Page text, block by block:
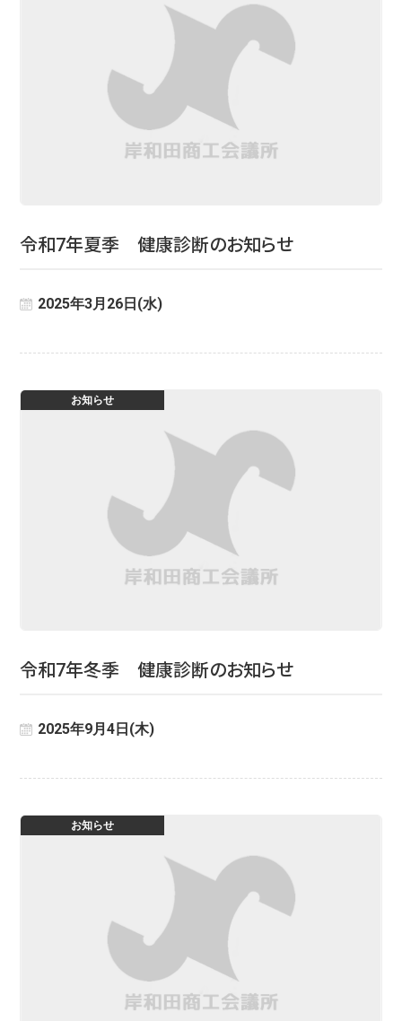
令和7年夏季 健康診断のお知らせ
2025年3月26日(水)
お知らせ
令和7年冬季 健康診断のお知らせ
2025年9月4日(木)
お知らせ